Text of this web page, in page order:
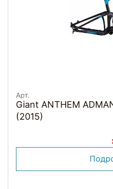
Арт.
Giant ANTHEM
(2015)